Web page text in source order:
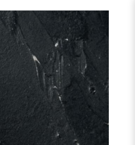
Insuffisance cardiaque :
comment mieux la
prévenir